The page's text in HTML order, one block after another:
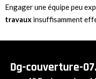
Engager une équipe peu
travaux insuffisamment
Dg-couverture-